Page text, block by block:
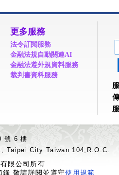
更多服務
法令訂閱服務
金融法規自動關連AI
金融法遵外規資料服務
裁判書資料服務
號 6 樓
Taipei City Taiwan 104,R.O.C.
限公司所有
錄 敬請詳閱並遵守使用規範